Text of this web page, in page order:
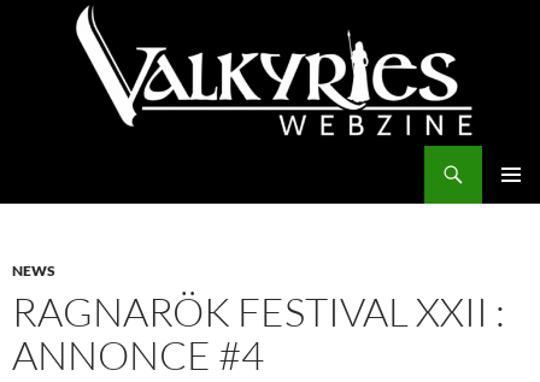
NEWS
RAGNARÖK FESTIVAL XXII :
ANNONCE #4